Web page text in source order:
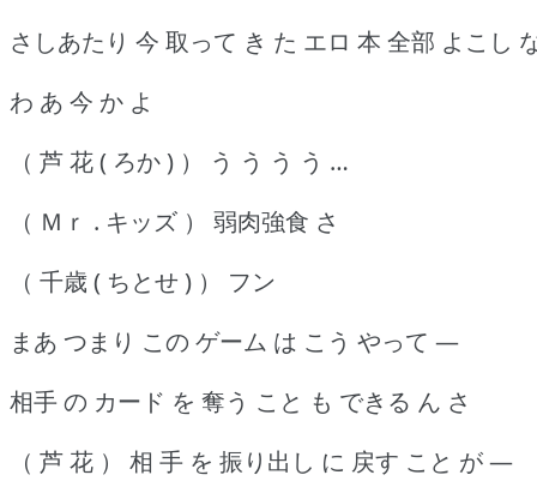
さしあたり 今 取って き た エロ 本 全部 よこし
わ あ 今 か よ
（ 芦 花 ( ろか ) ） う う う う …
（ Ｍｒ . キッズ ） 弱肉強食 さ
（ 千歳 ( ちとせ ) ） フン
まあ つまり この ゲーム は こう やって ―
相手 の カード を 奪う こと も できる ん さ
（ 芦 花 ） 相 手 を 振り出し に 戻す こと が ―